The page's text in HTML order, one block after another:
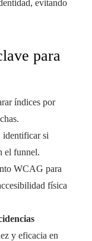
evitando
para
índices por
identificar si
el funnel.
WCAG para
física
y eficacia en